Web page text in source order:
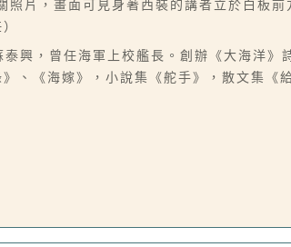
片，畫面可見身著西裝的講者立於白板
興，曾任海軍上校艦長。創辦《大海洋》
、《海嫁》，小說集《舵手》，散文集《